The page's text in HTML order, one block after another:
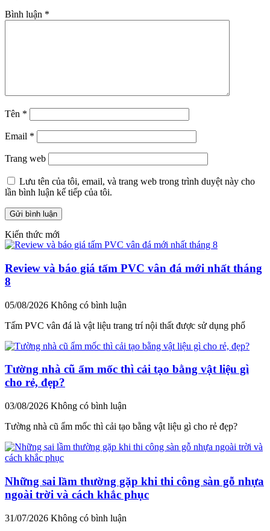
Bình luận *
Tên *
Email *
Trang web
Lưu tên của tôi, email, và trang web trong trình duyệt này cho
lần bình luận kế tiếp của tôi.
Kiến thức mới
Review và báo giá tấm PVC vân đá mới nhất tháng
8
05/08/2026 Không có bình luận
Tấm PVC vân đá là vật liệu trang trí nội thất được sử dụng phổ
Tường nhà cũ ẩm mốc thì cải tạo bằng vật liệu gì
cho rẻ, đẹp?
03/08/2026 Không có bình luận
Tường nhà cũ ẩm mốc thì cải tạo bằng vật liệu gì cho rẻ đẹp?
Những sai lầm thường gặp khi thi công sàn gỗ nhựa
ngoài trời và cách khắc phục
31/07/2026 Không có bình luận